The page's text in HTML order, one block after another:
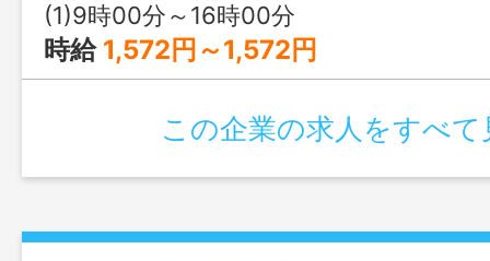
(1)9時00分～16時00分
時給 1,572円～1,572円
この企業の求人をすべて